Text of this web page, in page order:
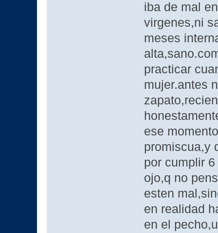
iba de mal
virgenes,ni
meses
practicar
mujer.antes
ese
promiscua,y
por cumplir
ojo,q no
esten
en realidad
en el